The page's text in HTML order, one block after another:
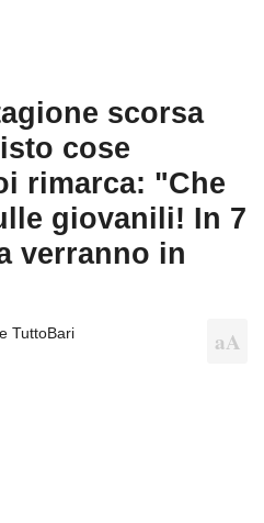
scorsa
cose
rimarca: "Che
giovanili! In 7
verranno in
TuttoBari